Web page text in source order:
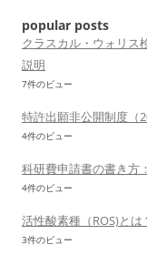
popular posts
クラスカル・ウォリス
説明
7件のビュー
特許出願非公開制度（
4件のビュー
科研費申請書の書き方
4件のビュー
活性酸素種（ROS)と
3件のビュー